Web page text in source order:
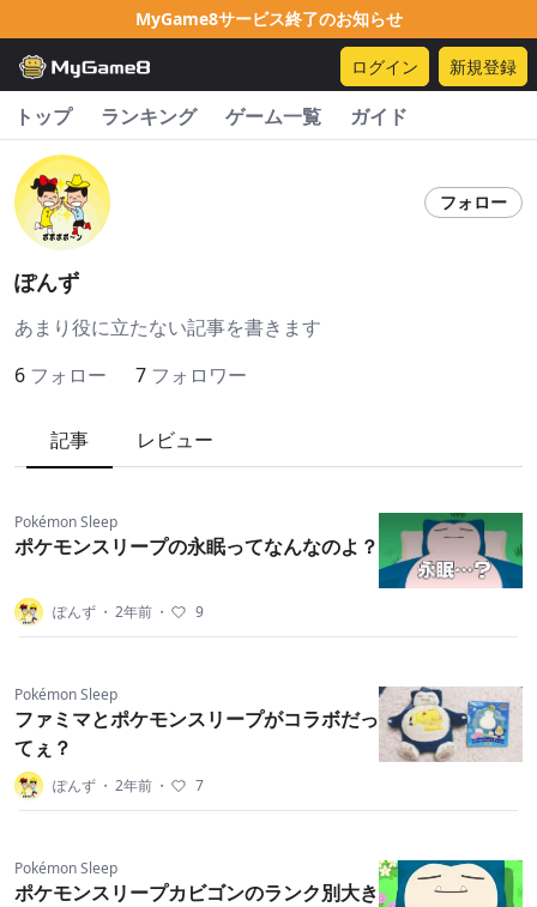
MyGame8サービス終了のお知らせ
ログイン 新規登録
トップ ランキング ゲーム一覧 ガイド
フォロー
ぽんず
あまり役に立たない記事を書きます
6 フォロー 7 フォロワー
記事 レビュー
Pokémon Sleep
ポケモンスリープの永眠ってなんなのよ？
ぽんず ・ 2年前 ・ 9
Pokémon Sleep
ファミマとポケモンスリープがコラボだっ
てぇ？
ぽんず ・ 2年前 ・ 7
Pokémon Sleep
ポケモンスリープカビゴンのランク別大き